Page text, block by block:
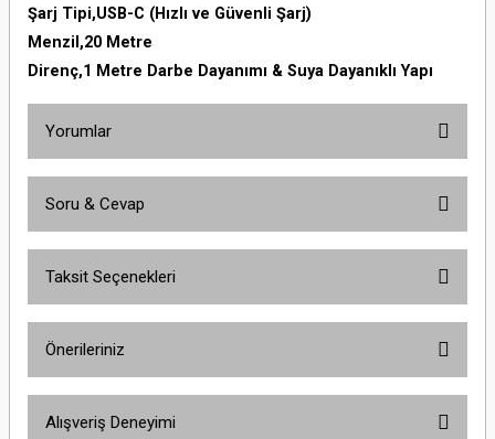
Şarj Tipi,USB-C (Hızlı ve Güvenli Şarj)
Menzil,20 Metre
Direnç,1 Metre Darbe Dayanımı & Suya Dayanıklı Yapı
Yorumlar
Soru & Cevap
Taksit Seçenekleri
Önerileriniz
yetersiz gördüğünüz noktaları öneri formunu kullanarak tarafımıza
Alışveriş Deneyimi